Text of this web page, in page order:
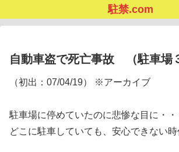
駐禁.com
自動車盗で死亡事故 （駐車場
（初出：07/04/19） ※アーカイブ
駐車場に停めていたのに悲惨な目に・・
どこに駐車していても、安心できない時